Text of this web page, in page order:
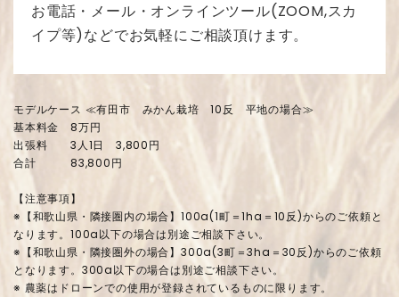
お電話・メール・オンラインツール(ZOOM,スカ
イプ等)などでお気軽にご相談頂けます。
モデルケース ≪有田市 みかん栽培 10反 平地の場合≫
基本料金 8万円
出張料 3人1日 3,800円
合計 83,800円
【注意事項】
※【和歌山県・隣接圏内の場合】100a(1町＝1ha＝10反)からのご依頼と
なります。100a以下の場合は別途ご相談下さい。
※【和歌山県・隣接圏外の場合】300a(3町＝3ha＝30反)からのご依頼
となります。300a以下の場合は別途ご相談下さい。
※ 農薬はドローンでの使用が登録されているものに限ります。